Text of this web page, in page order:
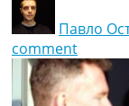
Павло
comment